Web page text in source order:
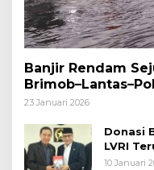
Banjir Rendam
Polri Siagakan
23 Januari 2026
Donasi
LVRI
10 Januari